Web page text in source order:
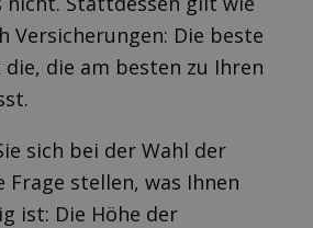
Versicherungen: Die beste
die, die am besten zu Ihren
sich bei der Wahl der
Frage stellen, was Ihnen
ist: Die Höhe der